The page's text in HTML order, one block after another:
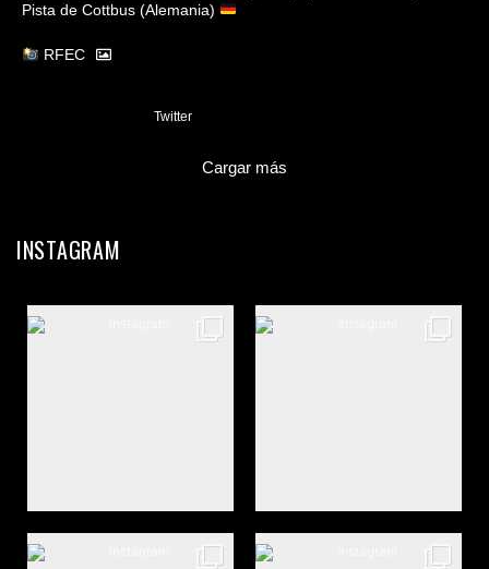
Pista de Cottbus (Alemania)
RFEC
Twitter
Cargar más
INSTAGRAM